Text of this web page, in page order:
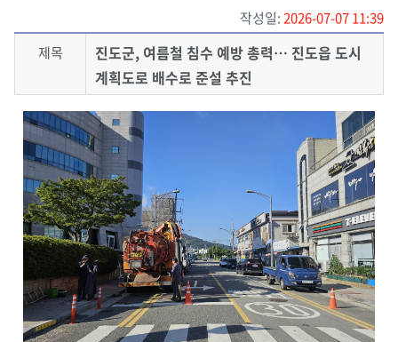
작성일:2026-07-07 11:39
제목
진도군, 여름철 침수 예방 총력… 진도읍 도시
계획도로 배수로 준설 추진